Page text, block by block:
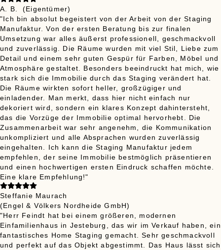
A. B.
(Eigentümer)
"Ich bin absolut begeistert von der Arbeit von der Staging
Manufaktur. Von der ersten Beratung bis zur finalen
Umsetzung war alles äußerst professionell, geschmackvoll
und zuverlässig. Die Räume wurden mit viel Stil, Liebe zum
Detail und einem sehr guten Gespür für Farben, Möbel und
Atmosphäre gestaltet. Besonders beeindruckt hat mich, wie
stark sich die Immobilie durch das Staging verändert hat.
Die Räume wirkten sofort heller, großzügiger und
einladender. Man merkt, dass hier nicht einfach nur
dekoriert wird, sondern ein klares Konzept dahintersteht,
das die Vorzüge der Immobilie optimal hervorhebt. Die
Zusammenarbeit war sehr angenehm, die Kommunikation
unkompliziert und alle Absprachen wurden zuverlässig
eingehalten. Ich kann die Staging Manufaktur jedem
empfehlen, der seine Immobilie bestmöglich präsentieren
und einen hochwertigen ersten Eindruck schaffen möchte.
Eine klare Empfehlung!"
Steffanie Maurach
(Engel & Völkers Nordheide GmbH)
"Herr Feindt hat bei einem größeren, modernen
Einfamilienhaus in Jesteburg, das wir im Verkauf haben, ein
fantastisches Home Staging gemacht. Sehr geschmackvoll
und perfekt auf das Objekt abgestimmt. Das Haus lässt sich